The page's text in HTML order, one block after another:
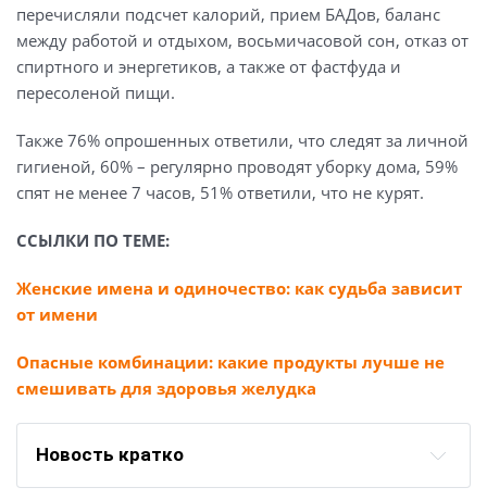
перечисляли подсчет калорий, прием БАДов, баланс
между работой и отдыхом, восьмичасовой сон, отказ от
спиртного и энергетиков, а также от фастфуда и
пересоленой пищи.
Также 76% опрошенных ответили, что следят за личной
гигиеной, 60% – регулярно проводят уборку дома, 59%
спят не менее 7 часов, 51% ответили, что не курят.
ССЫЛКИ ПО ТЕМЕ:
Женские имена и одиночество: как судьба зависит
от имени
Опасные комбинации: какие продукты лучше не
смешивать для здоровья желудка
Новость кратко